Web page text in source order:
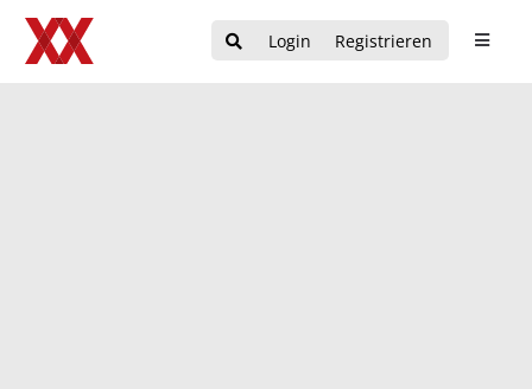
Login Registrieren